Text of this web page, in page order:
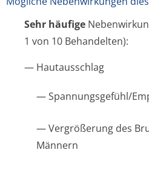
Sehr häufige
1 von 10 Behandelten):
— Hautausschlag
— Spannungsgefühl/
— Vergrößerung des
Männern